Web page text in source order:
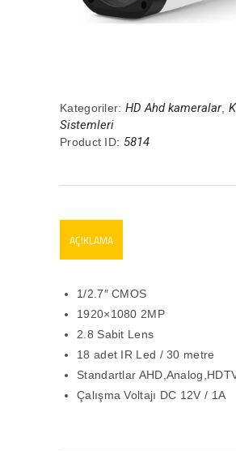
Kategoriler: HD Ahd kameralar,
Sistemleri
Product ID: 5814
AÇIKLAMA
1/2.7″ CMOS
1920×1080 2MP
2.8 Sabit Lens
18 adet IR Led / 30 metre
Standartlar
Çalışma Voltajı DC 12V / 1A​